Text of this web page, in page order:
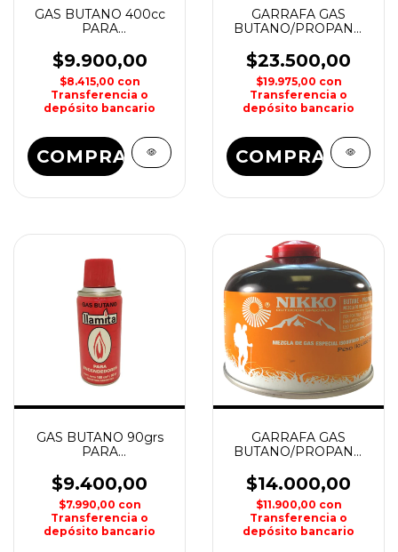
GAS BUTANO 400cc
PARA
CLAER
$9.900,00
$8.415,00 con
Transferencia o
depósito bancario
GARRAFA GAS
BUTANO/PROPANO
$23.500,00
$19.975,00 con
Transferencia o
depósito bancario
GAS BUTANO 90grs
PARA
LLAMITA
$9.400,00
$7.990,00 con
Transferencia o
depósito bancario
GARRAFA GAS
BUTANO/PROPANO
$14.000,00
$11.900,00 con
Transferencia o
depósito bancario